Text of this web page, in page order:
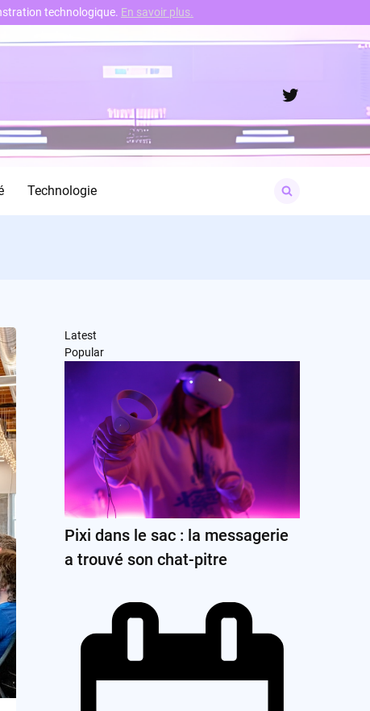
Twitter
Technologie
for:
Latest
Popular
Pixi dans le sac : la messagerie
a trouvé son chat-pitre
technologique. En savoir plus.